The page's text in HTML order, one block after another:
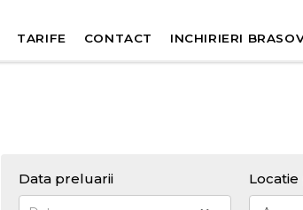
TARIFE CONTACT INCHIRIERI
Data preluarii